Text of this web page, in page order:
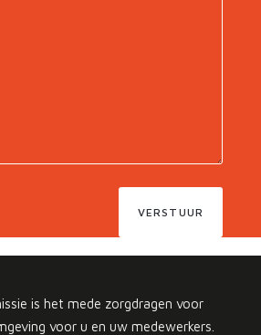
VERSTUUR
is het mede zorgdragen voor
voor u en uw medewerkers.